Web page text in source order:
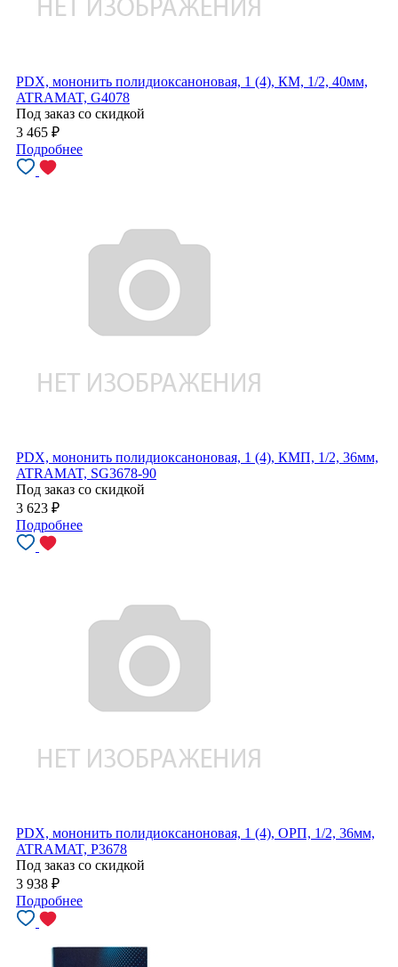
PDX, мононить полидиоксаноновая, 1 (4), КМ, 1/2, 40мм,
ATRAMAT, G4078
Под заказ со скидкой
3 465 ₽
Подробнее
PDX, мононить полидиоксаноновая, 1 (4), КМП, 1/2, 36мм,
ATRAMAT, SG3678-90
Под заказ со скидкой
3 623 ₽
Подробнее
PDX, мононить полидиоксаноновая, 1 (4), ОРП, 1/2, 36мм,
ATRAMAT, P3678
Под заказ со скидкой
3 938 ₽
Подробнее